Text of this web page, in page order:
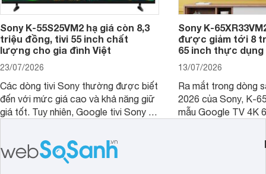
Sony K-55S25VM2 hạ giá còn 8,3
triệu đồng, tivi 55 inch chất
lượng cho gia đình Việt
23/07/2026
Các dòng tivi Sony thường được biết
đến với mức giá cao và khả năng giữ
giá tốt. Tuy nhiên, Google tivi Sony 55
tiếp cận hơn dù mới ra mắt trong năm
Sony K-
được giảm tới 8
65 inch thực
13/07/2026
Ra mắt trong dòng
2026 của Sony, K-
mẫu Google TV 4K
nghệ hỗ trợ nâng